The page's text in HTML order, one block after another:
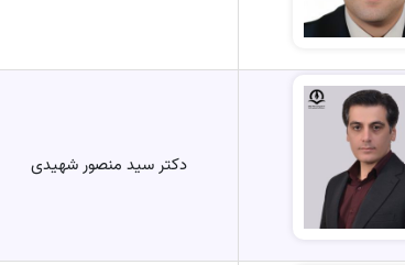
دکتر سید منصور شهیدی